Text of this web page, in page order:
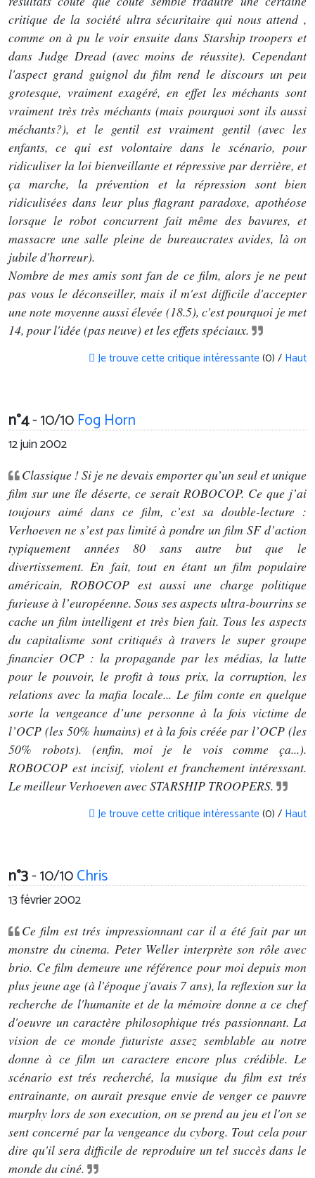
critique de la société ultra sécuritaire qui nous attend ,
comme on à pu le voir ensuite dans Starship troopers et
dans Judge Dread (avec moins de réussite). Cependant
l'aspect grand guignol du film rend le discours un peu
grotesque, vraiment exagéré, en effet les méchants sont
vraiment très très méchants (mais pourquoi sont ils aussi
méchants?), et le gentil est vraiment gentil (avec les
enfants, ce qui est volontaire dans le scénario, pour
ridiculiser la loi bienveillante et répressive par derrière, et
ça marche, la prévention et la répression sont bien
ridiculisées dans leur plus flagrant paradoxe, apothéose
lorsque le robot concurrent fait même des bavures, et
massacre une salle pleine de bureaucrates avides, là on
jubile d'horreur).
Nombre de mes amis sont fan de ce film, alors je ne peut
pas vous le déconseiller, mais il m'est difficile d'accepter
une note moyenne aussi élevée (18.5), c'est pourquoi je met
14, pour l'idée (pas neuve) et les effets spéciaux.
Je trouve cette critique intéressante(0) / Haut
n°4- 10/10Fog Horn
12 juin 2002
Classique ! Si je ne devais emporter qu’un seul et unique
film sur une île déserte, ce serait ROBOCOP. Ce que j’ai
toujours aimé dans ce film, c’est sa double-lecture :
Verhoeven ne s’est pas limité à pondre un film SF d’action
typiquement années 80 sans autre but que le
divertissement. En fait, tout en étant un film populaire
américain, ROBOCOP est aussi une charge politique
furieuse à l’européenne. Sous ses aspects ultra-bourrins se
cache un film intelligent et très bien fait. Tous les aspects
du capitalisme sont critiqués à travers le super groupe
financier OCP : la propagande par les médias, la lutte
pour le pouvoir, le profit à tous prix, la corruption, les
relations avec la mafia locale... Le film conte en quelque
sorte la vengeance d’une personne à la fois victime de
l’OCP (les 50% humains) et à la fois créée par l’OCP (les
50% robots). (enfin, moi je le vois comme ça...).
ROBOCOP est incisif, violent et franchement intéressant.
Le meilleur Verhoeven avec STARSHIP TROOPERS.
Je trouve cette critique intéressante(0) / Haut
n°3- 10/10Chris
13 février 2002
Ce film est trés impressionnant car il a été fait par un
monstre du cinema. Peter Weller interprète son rôle avec
brio. Ce film demeure une référence pour moi depuis mon
plus jeune age (à l'époque j'avais 7 ans), la reflexion sur la
recherche de l'humanite et de la mémoire donne a ce chef
d'oeuvre un caractère philosophique trés passionnant. La
vision de ce monde futuriste assez semblable au notre
donne à ce film un caractere encore plus crédible. Le
scénario est trés recherché, la musique du film est trés
entrainante, on aurait presque envie de venger ce pauvre
murphy lors de son execution, on se prend au jeu et l'on se
sent concerné par la vengeance du cyborg. Tout cela pour
dire qu'il sera difficile de reproduire un tel succès dans le
monde du ciné.